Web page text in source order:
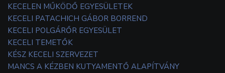
KECELEN MŰKÖDŐ EGYESÜLETEK
KECELI PATACHICH GÁBOR BORREND
KECELI POLGÁRŐR EGYESÜLET
KECELI TEMETŐK
KÉSZ KECELI SZERVEZET
MANCS A KÉZBEN KUTYAMENTŐ ALAPÍTVÁNY